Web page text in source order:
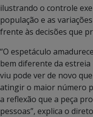
ilustrando o controle
população e as
frente às decisões que
“O espetáculo
bem diferente da estreia
viu pode ver de novo
atingir o maior número
a reflexão que a peça
pessoas”, explica o